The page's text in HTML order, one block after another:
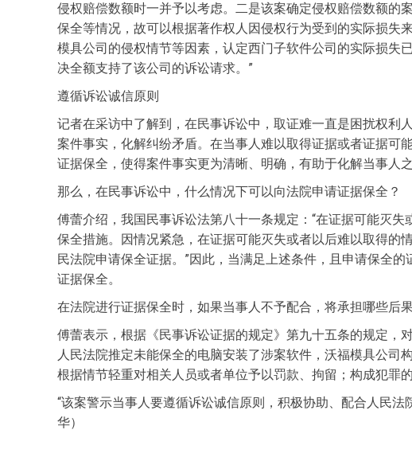
侵权赔偿数额时一并予以考虑。二是该案确定侵权赔偿数额的
保全等情况，故可以根据著作权人因侵权行为受到的实际损失
模具公司的侵权情节等因素，认定西门子软件公司的实际损失
决全额支持了该公司的诉讼请求。”
遵循诉讼诚信原则
记者在采访中了解到，在民事诉讼中，取证难一直是困扰权利
案件事实，化解纠纷矛盾。在当事人难以取得证据或者证据可
证据保全，使得案件事实更为清晰、明确，有助于化解当事人
那么，在民事诉讼中，什么情况下可以向法院申请证据保全？
傅蕾介绍，我国民事诉讼法第八十一条规定：“在证据可能灭
保全措施。因情况紧急，在证据可能灭失或者以后难以取得的
民法院申请保全证据。”因此，当满足上述条件，且申请保全
证据保全。
在法院进行证据保全时，如果当事人不予配合，将承担哪些后
傅蕾表示，根据《民事诉讼证据的规定》第九十五条的规定，
人民法院推定未能保全的电脑安装了涉案软件，沃福模具公
根据情节轻重对相关人员或者单位予以罚款、拘留；构成犯罪
“该案警示当事人要遵循诉讼诚信原则，积极协助、配合人民
华）